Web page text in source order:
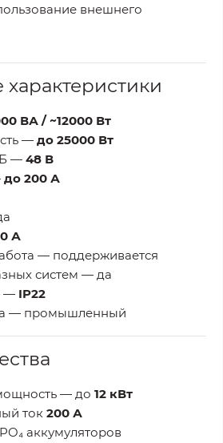
внешнего
ВА / ~12000 Вт
— до 25000 Вт
— 48 В
до 200 А
А
— поддерживается
систем — да
— IP22
— промышленный
— до 12 кВт
ток 200 А
аккумуляторов